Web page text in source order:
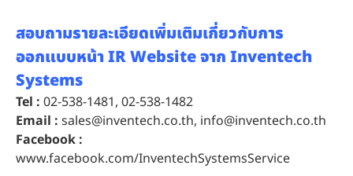
สอบถามรายละเอียดเพิ่มเติมเกี่ยวกับการ
ออกแบบหน้า IR Website จาก Inventech
Systems
Tel : 02-538-1481, 02-538-1482
Email : sales@inventech.co.th, info@inventech.co.th
Facebook :
www.facebook.com/InventechSystemsService